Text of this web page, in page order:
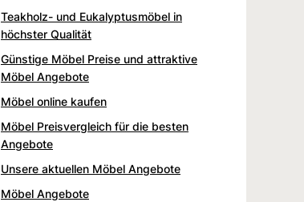
Teakholz- und Eukalyptusmöbel in
höchster Qualität
Günstige Möbel Preise und attraktive
Möbel Angebote
Möbel online kaufen
Möbel Preisvergleich für die besten
Angebote
Unsere aktuellen Möbel Angebote
Möbel Angebote